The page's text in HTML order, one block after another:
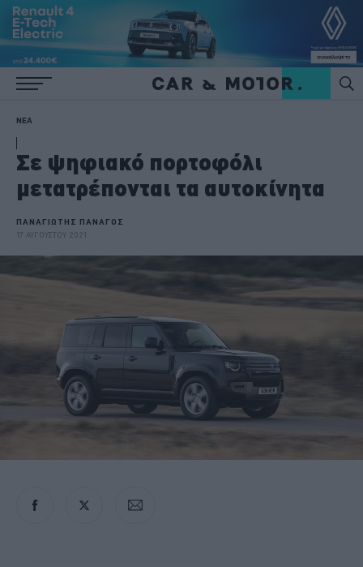
ΝΕΑ
Σε ψηφιακό πορτοφόλι
μετατρέπονται τα αυτοκίνητα
ΠΑΝΑΓΙΩΤΗΣ ΠΑΝΑΓΟΣ
17 ΑΥΓΟΥΣΤΟΥ 2021